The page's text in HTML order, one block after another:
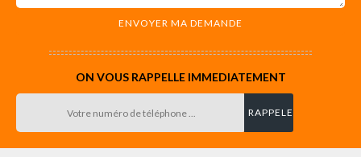
ON VOUS RAPPELLE IMMEDIATEMENT